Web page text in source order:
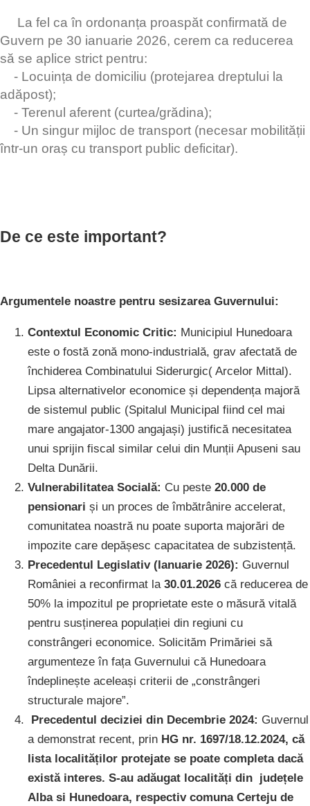
La fel ca în ordonanța proaspăt confirmată de
Guvern pe 30 ianuarie 2026, cerem ca reducerea
să se aplice strict pentru:
- Locuința de domiciliu (protejarea dreptului la
adăpost);
- Terenul aferent (curtea/grădina);
- Un singur mijloc de transport (necesar mobilității
într-un oraș cu transport public deficitar).
De ce este important?
Argumentele noastre pentru sesizarea Guvernului:
Contextul Economic Critic: Municipiul Hunedoara
este o fostă zonă mono-industrială, grav afectată de
închiderea Combinatului Siderurgic( Arcelor Mittal).
Lipsa alternativelor economice și dependența majoră
de sistemul public (Spitalul Municipal fiind cel mai
mare angajator-1300 angajași) justifică necesitatea
unui sprijin fiscal similar celui din Munții Apuseni sau
Delta Dunării.
Vulnerabilitatea Socială: Cu peste 20.000 de
pensionari și un proces de îmbătrânire accelerat,
comunitatea noastră nu poate suporta majorări de
impozite care depășesc capacitatea de subzistență.
Precedentul Legislativ (Ianuarie 2026): Guvernul
României a reconfirmat la 30.01.2026 că reducerea de
50% la impozitul pe proprietate este o măsură vitală
pentru susținerea populației din regiuni cu
constrângeri economice. Solicităm Primăriei să
argumenteze în fața Guvernului că Hunedoara
îndeplinește aceleași criterii de „constrângeri
structurale majore”.
Precedentul deciziei din Decembrie 2024: Guvernul
a demonstrat recent, prin HG nr. 1697/18.12.2024, că
lista localităților protejate se poate completa dacă
există interes. S-au adăugat localități din județele
Alba si Hunedoara, respectiv comuna Certeju de